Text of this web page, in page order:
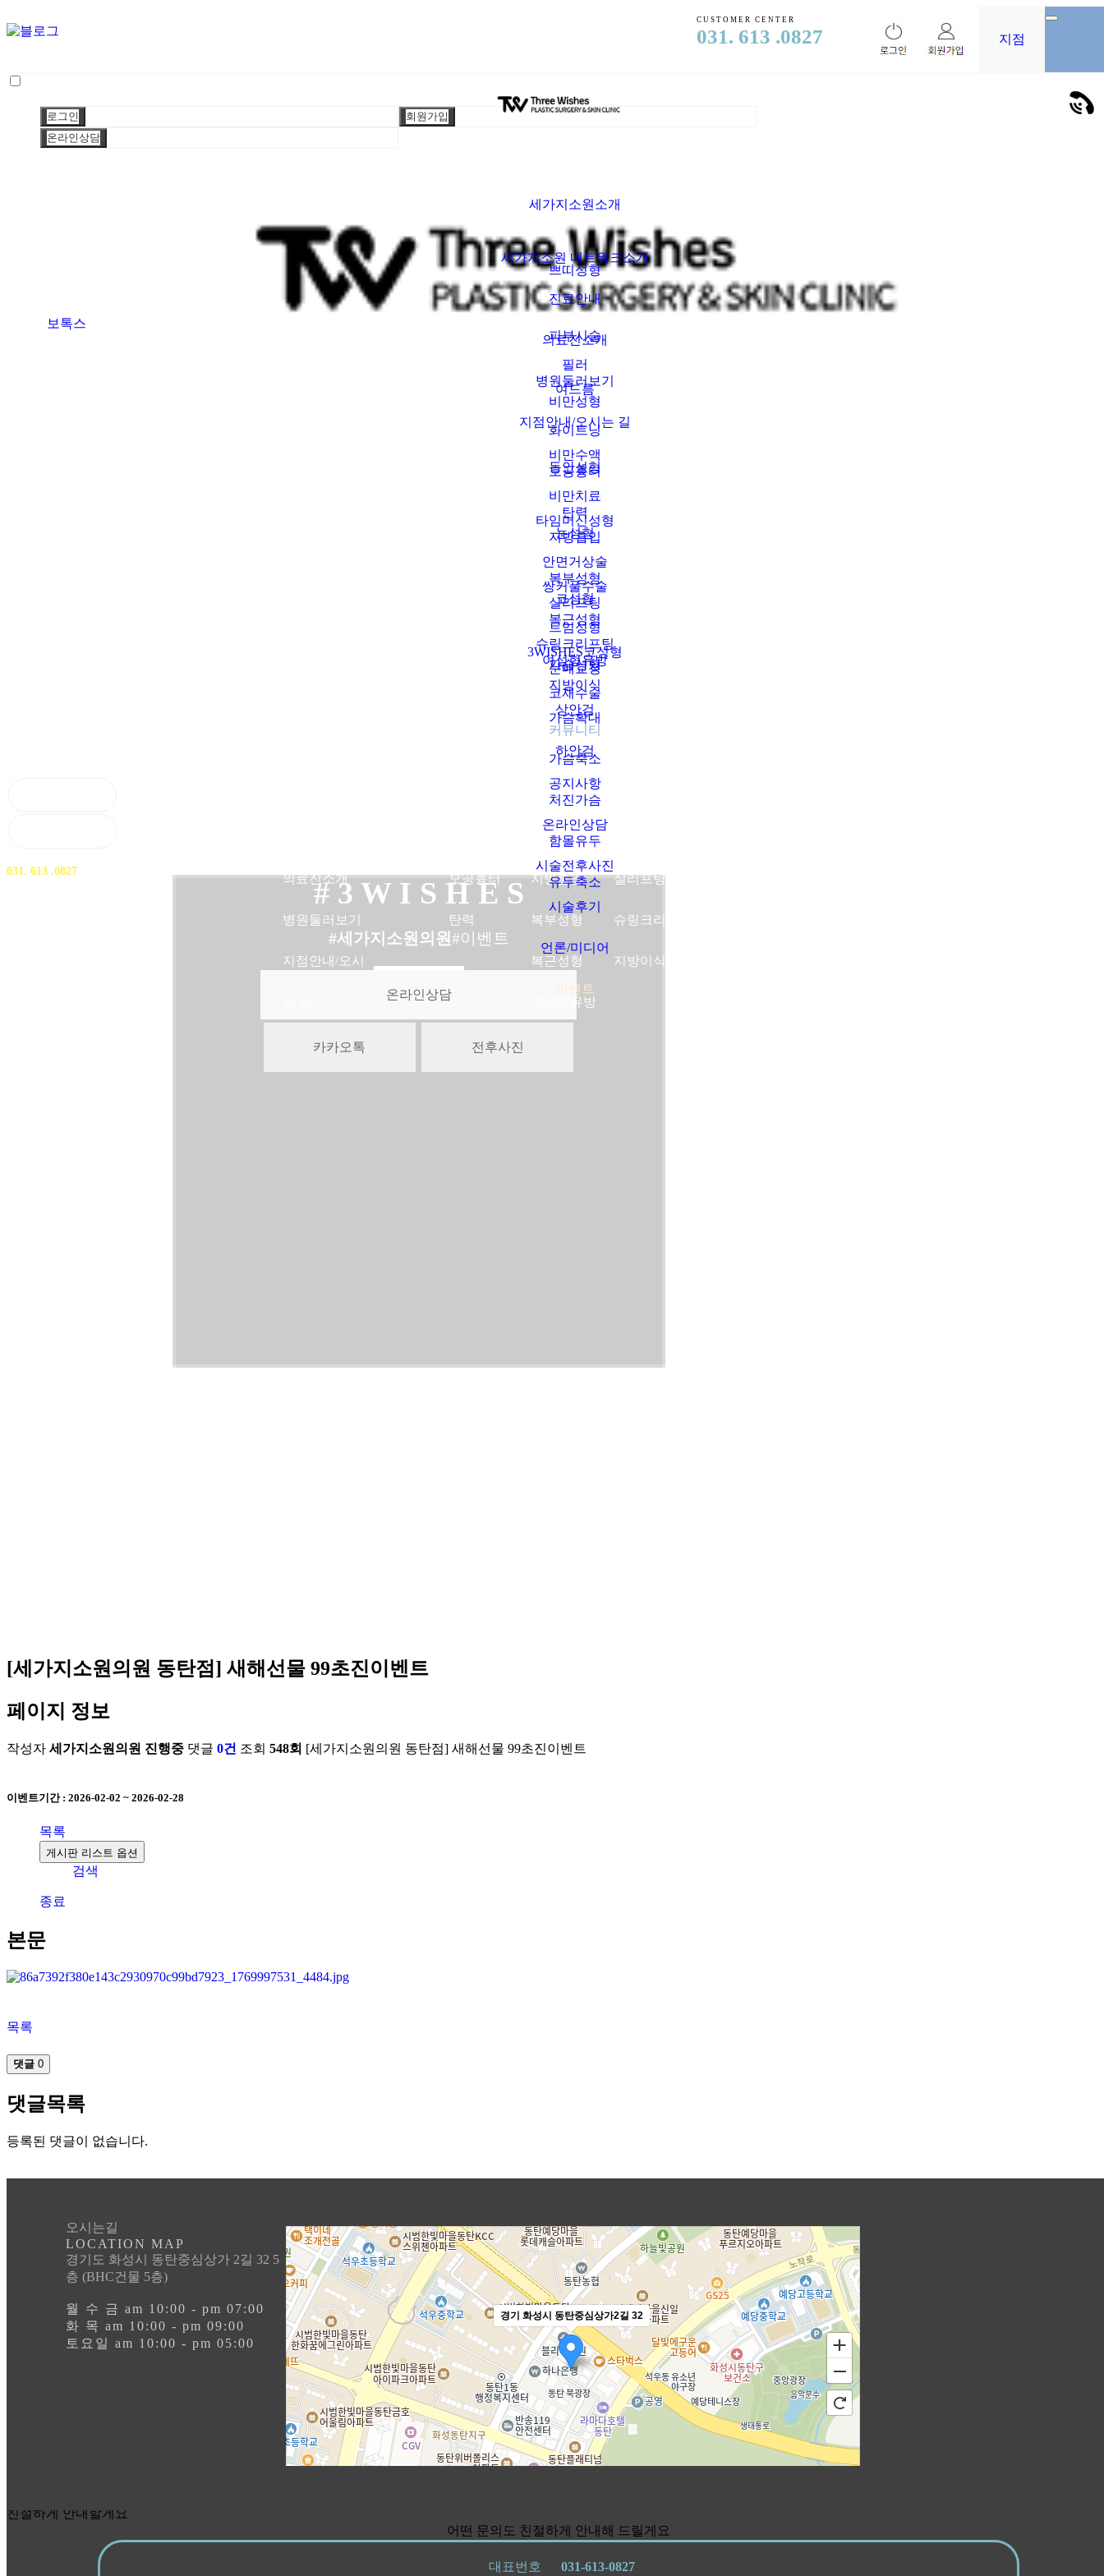
CUSTOMER CENTER
031. 613 .0827 지점
로그인
회원가입
온라인상담
세가지소원소개
세가지소원 네트워크소개
진료안내
의료진소개
병원둘러보기
지점안내/오시는 길
쁘띠성형
보톡스
필러
피부시술
여드름
화이트닝
모공흉터
탄력
비만성형
비만수액
비만치료
지방흡입
복부성형
복근성형
여성형유방
동안성형
타임머신성형
안면거상술
실리프팅
슈링크리프팅
지방이식
눈성형
쌍커풀수술
트임성형
눈매교정
상안검
하안검
코성형
3WISHES코성형
코재수술
가슴성형
가슴확대
가슴축소
처진가슴
함몰유두
유두축소
커뮤니티
공지사항
온라인상담
시술전후사진
시술후기
언론/미디어
이벤트
031. 613 .0827
의료진소개
병원둘러보기
지점안내/오시
모공흉터
탄력
비만수액
비만치료
지방흡입
복부성형
복근성형
여성형유방
실리프팅
슈링크리프팅
지방이식
# 3 W I S H E S
#세가지소원의원 #이벤트
온라인상담
카카오톡 전후사진
세가지소원 네트워크
THREE WISHES NETWORK
압구정본점 → 광주점 →
[세가지소원의원 동탄점] 새해선물 99초진이벤트
페이지 정보
작성자 세가지소원의원 진행중 댓글 0건 조회 548회 [세가지소원의원 동탄점] 새해선물 99초진이벤트
이벤트기간 : 2026-02-02 ~ 2026-02-28
목록
게시판 리스트 옵션
검색
종료
본문
목록
댓글 0
댓글목록
등록된 댓글이 없습니다.
오시는길
LOCATION MAP
경기도 화성시 동탄중심상가 2길 32 5
층 (BHC건물 5층)
월 수 금 am 10:00 - pm 07:00
화 목 am 10:00 - pm 09:00
토요일 am 10:00 - pm 05:00
친절하게 안내할게요
어떤 문의도 친절하게 안내해 드릴게요
대표번호 031-613-0827